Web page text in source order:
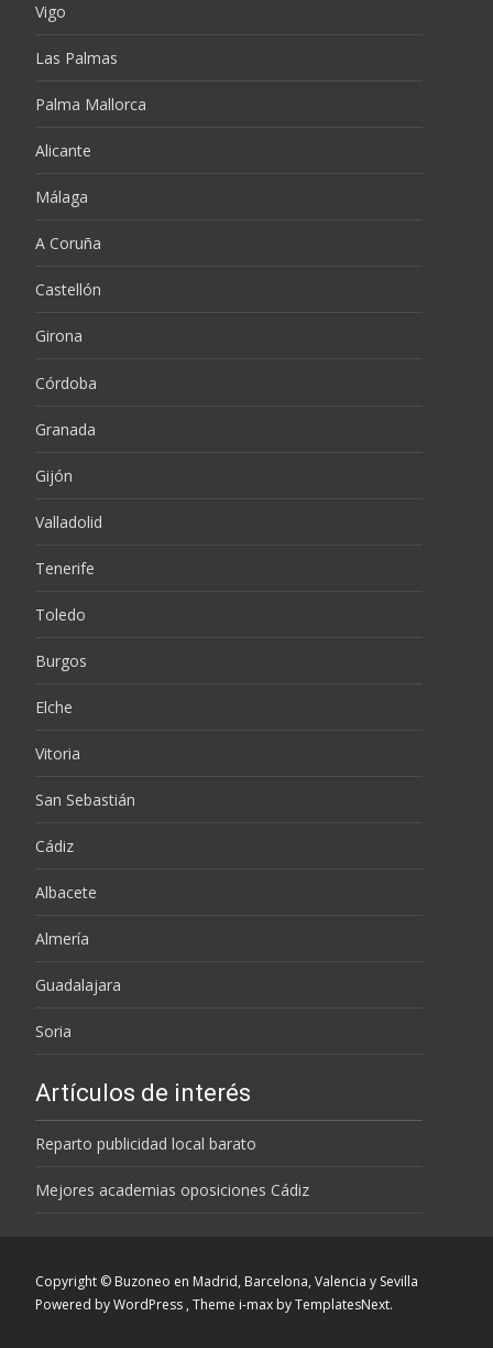
Vigo
Las Palmas
Palma Mallorca
Alicante
Málaga
A Coruña
Castellón
Girona
Córdoba
Granada
Gijón
Valladolid
Tenerife
Toledo
Burgos
Elche
Vitoria
San Sebastián
Cádiz
Albacete
Almería
Guadalajara
Soria
Artículos de interés
Reparto publicidad local barato
Mejores academias oposiciones Cádiz
Copyright © Buzoneo en Madrid, Barcelona, Valencia y Sevilla
Powered by WordPress , Theme i-max by TemplatesNext.